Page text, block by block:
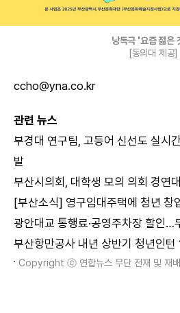
낭독극 '요즘 젊은
[동의대 제공]
ccho@yna.co.kr
관련 뉴스
부경대 연구팀, 고등어 신선도 실시
발
부산시의회, 대학생 모의 의회 경연
[부산소식] 영구임대주택에 청년 창
광안대교 통행료·공영주차장 할인…
부산항만공사 내년 상반기 청년인턴
Copyright ⓒ 연합뉴스 무단 전재 및 재